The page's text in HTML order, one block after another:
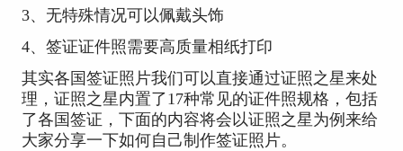
3、无特殊情况可以佩戴头饰
4、签证证件照需要高质量相纸打印
其实各国签证照片我们可以直接通过证照之星来处
理，证照之星内置了17种常见的证件照规格，包括
了各国签证，下面的内容将会以证照之星为例来给
大家分享一下如何自己制作签证照片。